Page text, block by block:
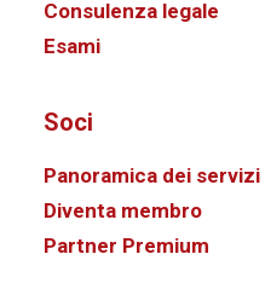
Consulenza legale
Esami
Soci
Panoramica dei servizi
Diventa membro
Partner Premium